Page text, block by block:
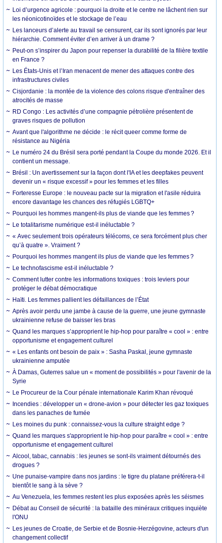
Loi d’urgence agricole : pourquoi la droite et le centre ne lâchent rien sur
les néonicotinoïdes et le stockage de l’eau
Les lanceurs d’alerte au travail se censurent, car ils sont ignorés par leur
hiérarchie. Comment éviter d’en arriver à un drame ?
Peut-on s’inspirer du Japon pour repenser la durabilité de la filière textile
en France ?
Les États-Unis et l’Iran menacent de mener des attaques contre des
infrastructures civiles
Cisjordanie : la montée de la violence des colons risque d'entraîner des
atrocités de masse
RD Congo : Les activités d’une compagnie pétrolière présentent de
graves risques de pollution
Avant que l'algorithme ne décide : le récit queer comme forme de
résistance au Nigéria
Le numéro 24 du Brésil sera porté pendant la Coupe du monde 2026. Et il
contient un message.
Brésil : Un avertissement sur la façon dont l'IA et les deepfakes peuvent
devenir un « risque excessif » pour les femmes et les filles
Forteresse Europe : le nouveau pacte sur la migration et l'asile réduira
encore davantage les chances des réfugiés LGBTQ+
Pourquoi les hommes mangent-ils plus de viande que les femmes ?
Le totalitarisme numérique est-il inéluctable ?
« Avec seulement trois opérateurs télécoms, ce sera forcément plus cher
qu’à quatre ». Vraiment ?
Pourquoi les hommes mangent ils plus de viande que les femmes ?
Le technofascisme est-il inéluctable ?
Comment lutter contre les informations toxiques : trois leviers pour
protéger le débat démocratique
Haïti. Les femmes pallient les défaillances de l’État
Après avoir perdu une jambe à cause de la guerre, une jeune gymnaste
ukrainienne refuse de baisser les bras
Quand les marques s’approprient le hip-hop pour paraître « cool » : entre
opportunisme et engagement culturel
« Les enfants ont besoin de paix » : Sasha Paskal, jeune gymnaste
ukrainienne amputée
À Damas, Guterres salue un « moment de possibilités » pour l'avenir de la
Syrie
Le Procureur de la Cour pénale internationale Karim Khan révoqué
Incendies : développer un « drone-avion » pour détecter les gaz toxiques
dans les panaches de fumée
Les moines du punk : connaissez-vous la culture straight edge ?
Quand les marques s'approprient le hip-hop pour paraître « cool » : entre
opportunisme et engagement culturel
Alcool, tabac, cannabis : les jeunes se sont-ils vraiment détournés des
drogues ?
Une punaise-vampire dans nos jardins : le tigre du platane préférera-t-il
bientôt le sang à la sève ?
Au Venezuela, les femmes restent les plus exposées après les séismes
Débat au Conseil de sécurité : la bataille des minéraux critiques inquiète
l'ONU
Les jeunes de Croatie, de Serbie et de Bosnie-Herzégovine, acteurs d'un
changement collectif